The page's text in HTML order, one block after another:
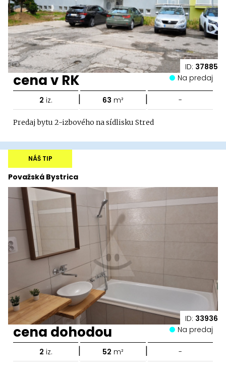
ID: 37885
cena v RK Na predaj
2 iz. | 63 m² | -
Predaj bytu 2-izbového na sídlisku Stred
ID: 33936
Považská Bystrica
NÁŠ TIP
cena dohodou Na predaj
2 iz. | 52 m² | -